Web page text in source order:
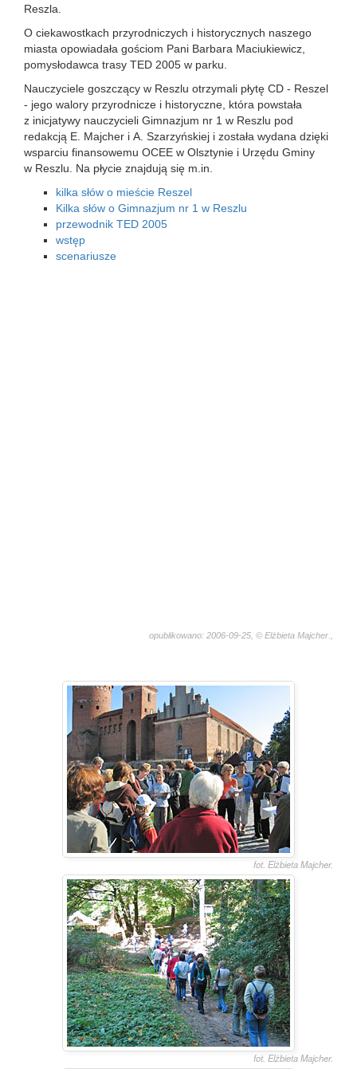
Reszla.
O ciekawostkach przyrodniczych i historycznych naszego
miasta opowiadała gościom Pani Barbara Maciukiewicz,
pomysłodawca trasy TED 2005 w parku.
Nauczyciele goszczący w Reszlu otrzymali płytę CD - Reszel
- jego walory przyrodnicze i historyczne, która powstała
z inicjatywy nauczycieli Gimnazjum nr 1 w Reszlu pod
redakcją E. Majcher i A. Szarzyńskiej i została wydana dzięki
wsparciu finansowemu OCEE w Olsztynie i Urzędu Gminy
w Reszlu. Na płycie znajdują się m.in.
kilka słów o mieście Reszel
Kilka słów o Gimnazjum nr 1 w Reszlu
przewodnik TED 2005
wstęp
scenariusze
opublikowano: 2006-09-25, © Elżbieta Majcher.,
fot. Elżbieta Majcher.
fot. Elżbieta Majcher.